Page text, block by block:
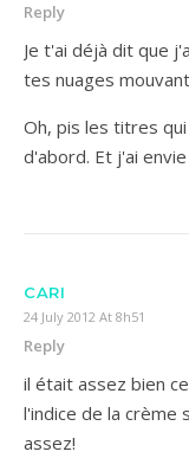
Reply
Je t'ai déjà dit que
tes nuages
Oh, pis les titres
d'abord. Et j'ai
CARI
24 July 2012 At 8h51
Reply
il était assez bien
l'indice de la crème
assez!